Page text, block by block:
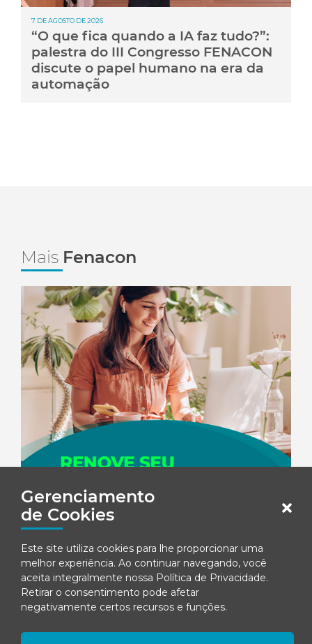
Gerenciamento
de Cookies
Este site utiliza cookies para lhe proporcionar uma
melhor experiência. Ao continuar navegando, você
aceita integralmente nossa Política de Privacidade.
Retirar o consentimento pode afetar
negativamente certos recursos e funções.
7 DE AGOSTO DE 2026
“O que fica quando a IA faz tudo?”:
palestra do III Congresso FENACON
discute o papel humano na era da
automação
Mais Fenacon